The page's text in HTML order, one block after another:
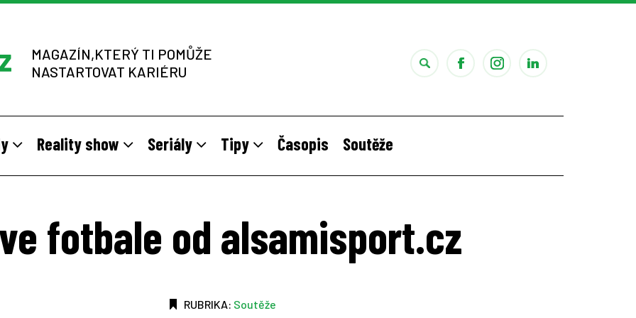
MAGAZÍN,KTERÝ TI POMŮŽE
NASTARTOVAT KARIÉRU
Reality show Seriály Tipy Časopis Soutěže
fotbale od alsamisport.cz
RUBRIKA: Soutěže